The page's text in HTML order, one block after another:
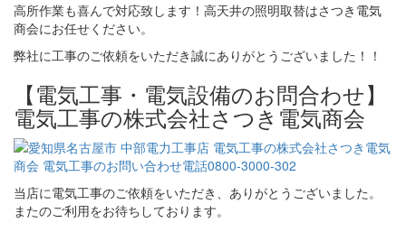
高所作業も喜んで対応致します！高天井の照明取替はさつき電気
商会にお任せください。
弊社に工事のご依頼をいただき誠にありがとうございました！！
【電気工事・電気設備のお問合わせ】
電気工事の株式会社さつき電気商会
当店に電気工事のご依頼をいただき、ありがとうございました。
またのご利用をお待ちしております。